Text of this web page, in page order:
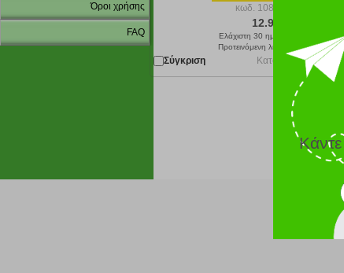
Όροι χρήσης
FAQ
κωδ. 108217671
12.96 €
Ελάχιστη 30 ημερών 14.40 €
Προτεινόμενη λιανική 14.40 €
Σύγκριση Κατόπιν